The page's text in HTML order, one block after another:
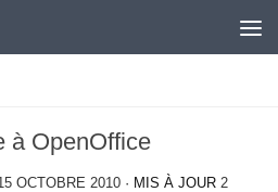
à OpenOffice
OCTOBRE 2010 · MIS À JOUR 2